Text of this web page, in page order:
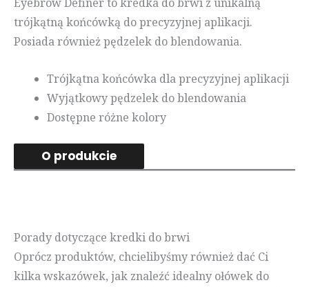
Eyebrow Definer to kredka do brwi z unikalną
trójkątną końcówką do precyzyjnej aplikacji.
Posiada również pędzelek do blendowania.
Trójkątna końcówka dla precyzyjnej aplikacji
Wyjątkowy pędzelek do blendowania
Dostępne różne kolory
O produkcie
Porady dotyczące kredki do brwi
Oprócz produktów, chcielibyśmy również dać Ci
kilka wskazówek, jak znaleźć idealny ołówek do